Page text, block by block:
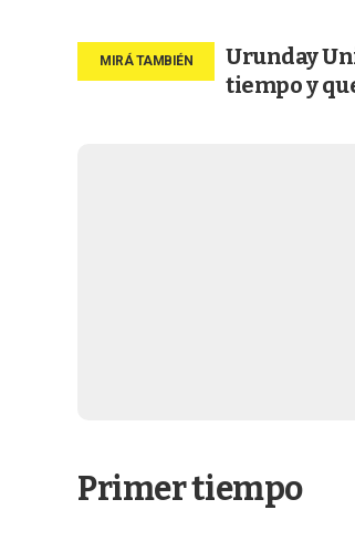
Urunday
tiempo y
Primer tiempo